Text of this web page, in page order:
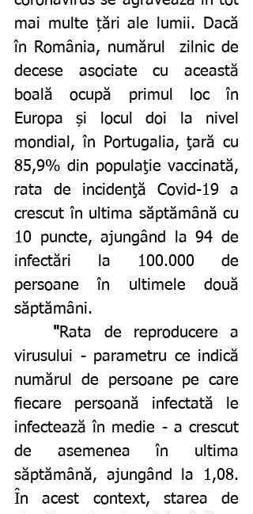
mai multe țări ale lumii. Dacă
în România, numărul  zilnic de
decese asociate cu această
boală ocupă primul loc în
Europa și locul doi la nivel
mondial, în Portugalia, ţară cu
85,9% din populaţie vaccinată,
rata de incidenţă Covid-19 a
crescut în ultima săptămână cu
10 puncte, ajungând la 94 de
infectări la 100.000 de
persoane în ultimele două
săptămâni.
"Rata de reproducere a
virusului - parametru ce indică
numărul de persoane pe care
fiecare persoană infectată le
infectează în medie - a crescut
de asemenea în ultima
săptămână, ajungând la 1,08.
În acest context, starea de